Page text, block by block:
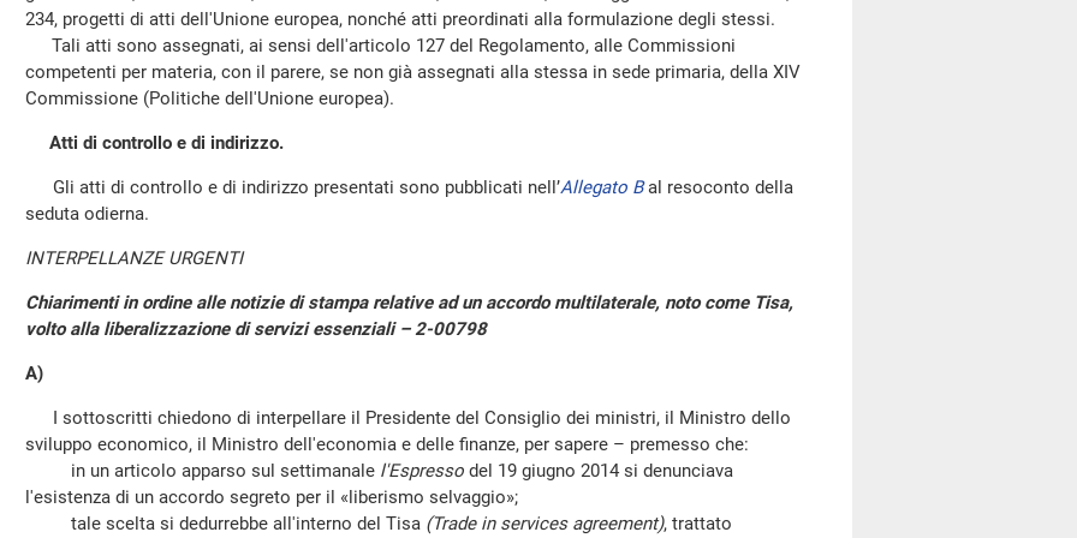
234, progetti di atti dell'Unione europea, nonché atti preordinati alla formulazione degli stessi.
Tali atti sono assegnati, ai sensi dell'articolo 127 del Regolamento, alle Commissioni
competenti per materia, con il parere, se non già assegnati alla stessa in sede primaria, della XIV
Commissione (Politiche dell'Unione europea).
Atti di controllo e di indirizzo.
Gli atti di controllo e di indirizzo presentati sono pubblicati nell’Allegato Bal resoconto della
seduta odierna.
INTERPELLANZE URGENTI
Chiarimenti in ordine alle notizie di stampa relative ad un accordo multilaterale, noto come Tisa,
volto alla liberalizzazione di servizi essenziali – 2-00798
A)
I sottoscritti chiedono di interpellare il Presidente del Consiglio dei ministri, il Ministro dello
sviluppo economico, il Ministro dell'economia e delle finanze, per sapere – premesso che:
in un articolo apparso sul settimanale l'Espresso del 19 giugno 2014 si denunciava
l'esistenza di un accordo segreto per il «liberismo selvaggio»;
tale scelta si dedurrebbe all'interno del Tisa (Trade in services agreement), trattato